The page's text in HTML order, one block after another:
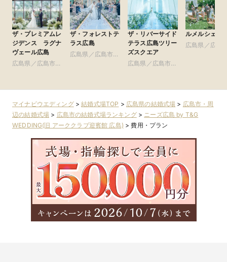
ザ・プレミアムレ
ジデンス ラグナ
ヴェール広島
広島県／広島市・
ザ・フォレストテ
ラス広島
広島県／広島市・
ザ・リバーサイド
テラス広島ツリー
ズスクエア
広島県／広島市・
ルメルシェ元
広島県／広島
マイナビウエディング>結婚式場TOP > 広島県の結婚式場 > 広島市・周
辺の結婚式場 > 広島市の結婚式場ランキング> ニーズ広島 by T&G
WEDDING(旧 アーククラブ迎賓館 広島) >費用・プラン